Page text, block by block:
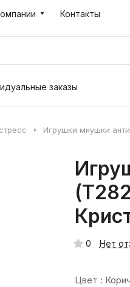
Контакты
заказы
Игрушки мнушки
0 Нет
Цвет :